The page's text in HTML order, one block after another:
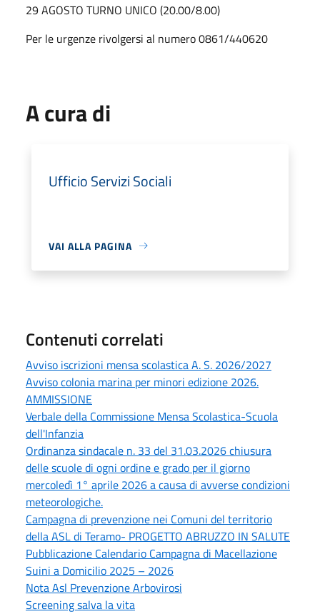
29 AGOSTO TURNO UNICO (20.00/8.00)
Per le urgenze rivolgersi al numero 0861/440620
A cura di
Ufficio Servizi Sociali
VAI ALLA PAGINA
Contenuti correlati
Avviso iscrizioni mensa scolastica A. S. 2026/2027
Avviso colonia marina per minori edizione 2026.
AMMISSIONE
Verbale della Commissione Mensa Scolastica-Scuola
dell'Infanzia
Ordinanza sindacale n. 33 del 31.03.2026 chiusura
delle scuole di ogni ordine e grado per il giorno
mercoledì 1° aprile 2026 a causa di avverse condizioni
meteorologiche.
Campagna di prevenzione nei Comuni del territorio
della ASL di Teramo- PROGETTO ABRUZZO IN SALUTE
Pubblicazione Calendario Campagna di Macellazione
Suini a Domicilio 2025 – 2026
Nota Asl Prevenzione Arbovirosi
Screening salva la vita